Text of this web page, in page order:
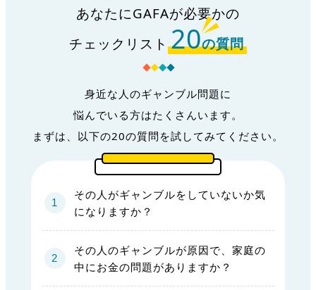
あなたにGAFAが必要かの
チェックリスト20の質問
身近な人のギャンブル問題に
悩んでいる方はたくさんいます。
まずは、以下の20の質問を試してみてください。
その人がギャンブルをしていないか気
になりますか？
その人のギャンブルが原因で、家庭の
中にお金の問題がありますか？